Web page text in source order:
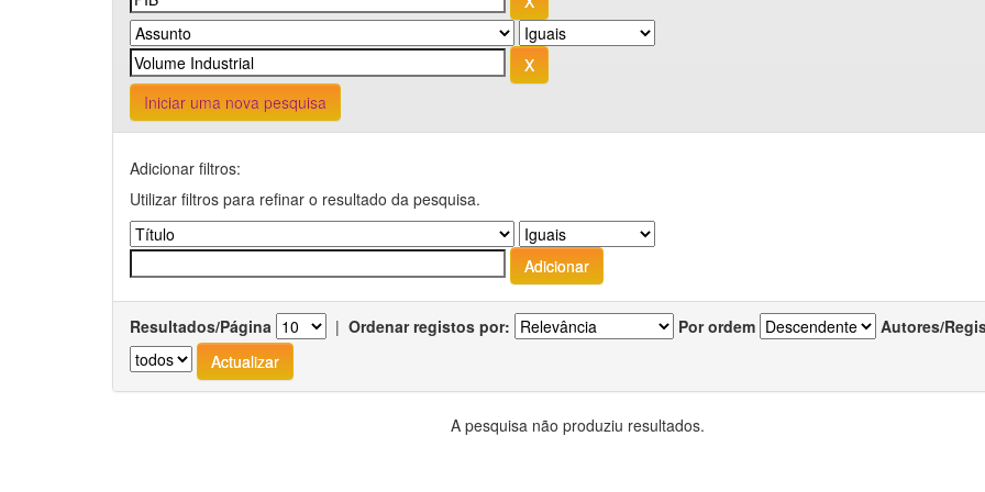
Iniciar uma nova pesquisa
Adicionar filtros:
Utilizar filtros para refinar o resultado da pesquisa.
Resultados/Página | Ordenar registos por: Por ordem Autores/
A pesquisa não produziu resultados.